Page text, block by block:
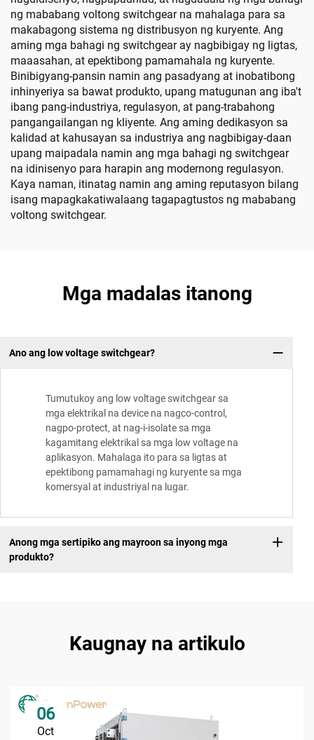
ng mababang voltong switchgear na mahalaga para sa
makabagong sistema ng distribusyon ng kuryente. Ang
aming mga bahagi ng switchgear ay nagbibigay ng ligtas,
maaasahan, at epektibong pamamahala ng kuryente.
Binibigyang-pansin namin ang pasadyang at inobatibong
inhinyeriya sa bawat produkto, upang matugunan ang iba't
ibang pang-industriya, regulasyon, at pang-trabahong
pangangailangan ng kliyente. Ang aming dedikasyon sa
kalidad at kahusayan sa industriya ang nagbibigay-daan
upang maipadala namin ang mga bahagi ng switchgear
na idinisenyo para harapin ang modernong regulasyon.
Kaya naman, itinatag namin ang aming reputasyon bilang
isang mapagkakatiwalaang tagapagtustos ng mababang
voltong switchgear.
Mga madalas itanong
Ano ang low voltage switchgear?
Tumutukoy ang low voltage switchgear sa
mga elektrikal na device na nagco-control,
nagpo-protect, at nag-i-isolate sa mga
kagamitang elektrikal sa mga low voltage na
aplikasyon. Mahalaga ito para sa ligtas at
epektibong pamamahagi ng kuryente sa mga
komersyal at industriyal na lugar.
Anong mga sertipiko ang mayroon sa inyong mga
produkto?
Kaugnay na artikulo
06
Oct